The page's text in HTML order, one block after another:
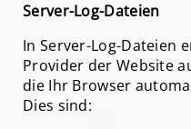
Server-Log-Dateien
In Server-Log-Dateien
Provider der Website
die Ihr Browser
Dies sind: